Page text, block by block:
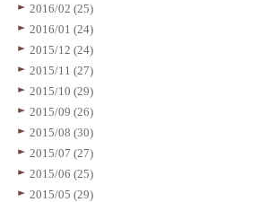
2016/02 (25)
2016/01 (24)
2015/12 (24)
2015/11 (27)
2015/10 (29)
2015/09 (26)
2015/08 (30)
2015/07 (27)
2015/06 (25)
2015/05 (29)